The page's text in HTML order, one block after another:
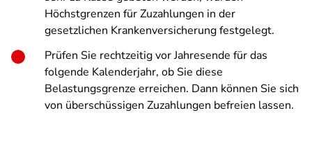
Höchstgrenzen für Zuzahlungen in der
gesetzlichen Krankenversicherung festgelegt.
Prüfen Sie rechtzeitig vor Jahresende für das
folgende Kalenderjahr, ob Sie diese
Belastungsgrenze erreichen. Dann können Sie sich
von überschüssigen Zuzahlungen befreien lassen.